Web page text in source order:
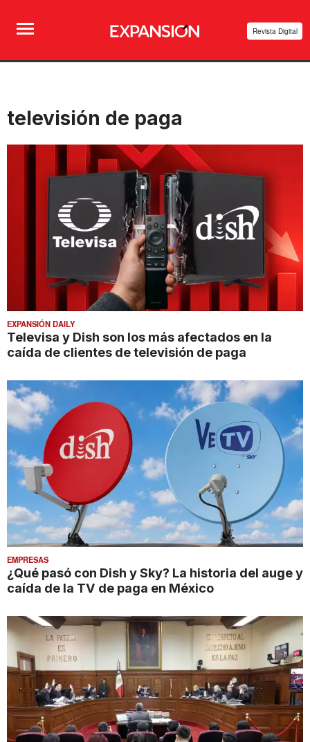
Revista Digital
televisión de paga
EXPANSIÓN DAILY
Televisa y Dish son los más afectados en la
caída de clientes de televisión de paga
EMPRESAS
¿Qué pasó con Dish y Sky? La historia del auge y
caída de la TV de paga en México